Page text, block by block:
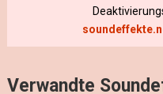
Verwandte